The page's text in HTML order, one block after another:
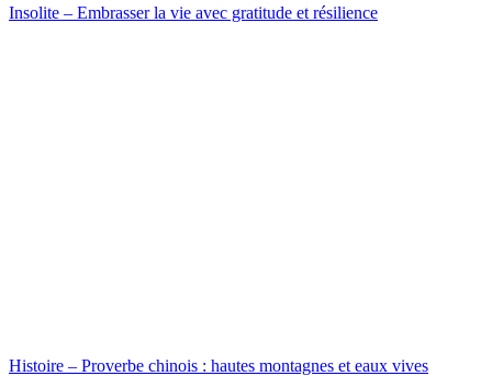
Insolite – Embrasser la vie avec gratitude et résilience
Histoire – Proverbe chinois : hautes montagnes et eaux vives